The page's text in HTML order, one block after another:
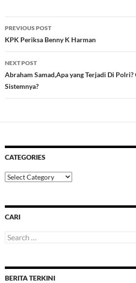
Post
navigation
PREVIOUS POST
KPK Periksa Benny K Harman
NEXT POST
Abraham Samad,Apa yang Terjadi Di Polri?
Sistemnya?
CATEGORIES
Categories
CARI
Search
for:
BERITA TERKINI